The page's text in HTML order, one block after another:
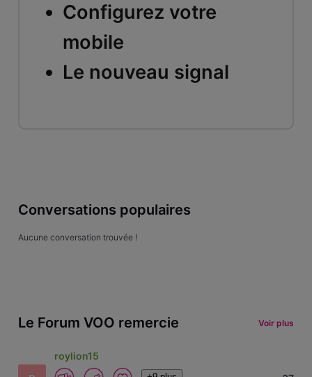
Configurez votre
mobile
Le nouveau signal
Conversations populaires
Aucune conversation trouvée !
Le Forum VOO remercie Voir plus
roylion15